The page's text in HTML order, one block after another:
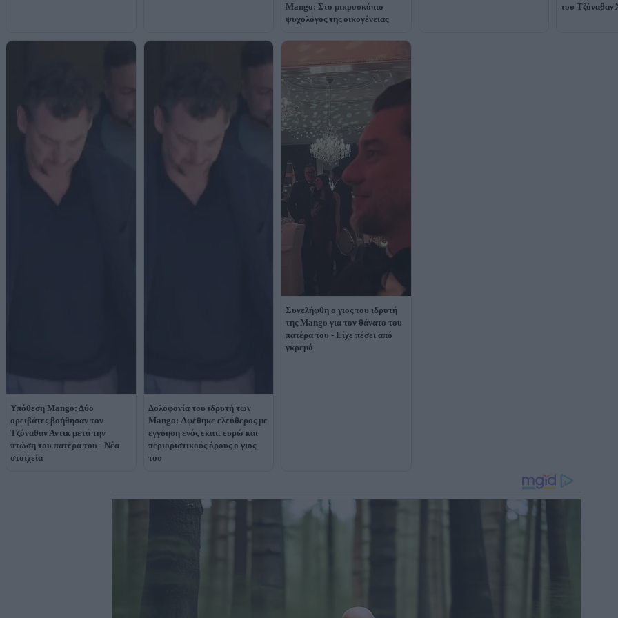
Mango: Στο μικροσκόπιο
ψυχολόγος της οικογένειας
του Τζόναθαν
Υπόθεση Mangο: Δύο
ορειβάτες βοήθησαν τον
Τζόναθαν Άντικ μετά την
πτώση του πατέρα του - Νέα
στοιχεία
Δολοφονία του ιδρυτή των
Mango: Αφέθηκε ελεύθερος με
εγγύηση ενός εκατ. ευρώ και
περιοριστικούς όρους ο γιος
του
Συνελήφθη ο γιος του ιδρυτή
της Mango για τον θάνατο του
πατέρα του - Είχε πέσει από
γκρεμό